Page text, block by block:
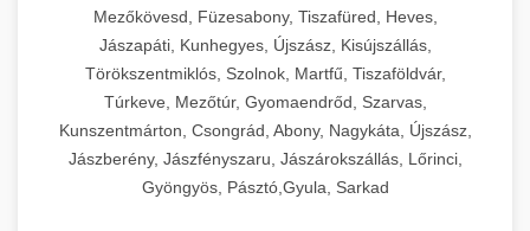
Mezőkövesd, Füzesabony, Tiszafüred, Heves,
Jászapáti, Kunhegyes, Újszász, Kisújszállás,
Törökszentmiklós, Szolnok, Martfű, Tiszaföldvár,
Túrkeve, Mezőtúr, Gyomaendrőd, Szarvas,
Kunszentmárton, Csongrád, Abony, Nagykáta, Újszász,
Jászberény, Jászfényszaru, Jászárokszállás, Lőrinci,
Gyöngyös, Pásztó,Gyula, Sarkad